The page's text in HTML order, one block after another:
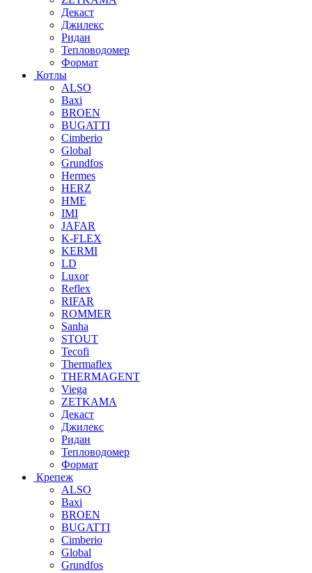
Декаст
Джилекс
Ридан
Тепловодомер
Формат
Котлы
ALSO
Baxi
BROEN
BUGATTI
Cimberio
Global
Grundfos
Hermes
HERZ
HME
IMI
JAFAR
K-FLEX
KERMI
LD
Luxor
Reflex
RIFAR
ROMMER
Sanha
STOUT
Tecofi
Thermaflex
THERMAGENT
Viega
ZETKAMA
Декаст
Джилекс
Ридан
Тепловодомер
Формат
Крепеж
ALSO
Baxi
BROEN
BUGATTI
Cimberio
Global
Grundfos